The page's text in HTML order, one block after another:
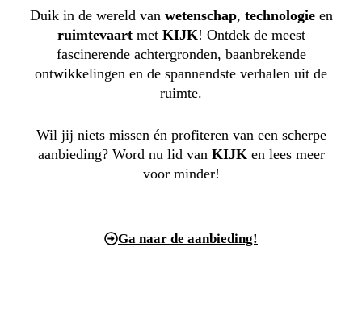
Duik in de wereld van wetenschap, technologieen
ruimtevaartmet KIJK! Ontdek de meest
fascinerende achtergronden, baanbrekende
ontwikkelingen en de spannendste verhalen uit de
ruimte.
Wil jij niets missen én profiteren van een scherpe
aanbieding? Word nu lid van KIJK en lees meer
voor minder!
Ga naar de aanbieding!